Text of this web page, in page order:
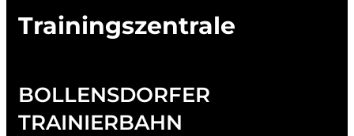
Trainings­zentrale
BOLLENSDORFER
TRAINIERBAHN